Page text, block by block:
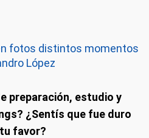
fotos distintos momentos
López
preparación, estudio y
¿Sentís que fue duro
favor?